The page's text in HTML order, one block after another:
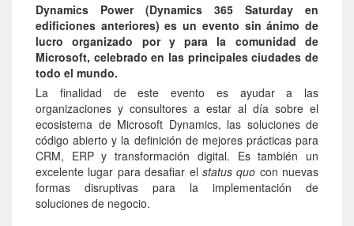
Dynamics Power (Dynamics 365 Saturday en
edificiones anteriores) es un evento sin ánimo de
lucro organizado por y para la comunidad de
Microsoft, celebrado en las principales ciudades de
todo el mundo.
La finalidad de este evento es ayudar a las
organizaciones y consultores a estar al día sobre el
ecosistema de Microsoft Dynamics, las soluciones de
código abierto y la definición de mejores prácticas para
CRM, ERP y transformación digital. Es también un
excelente lugar para desafiar el status quo con nuevas
formas disruptivas para la implementación de
soluciones de negocio.